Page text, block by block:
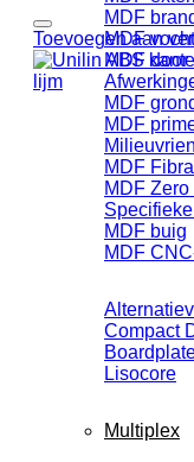
MDF
MDF
MDF door
MDF
MDF
MDF
MDF
MDF buig
MDF
Compact
Lisocore
Multiplex
Toevoegen aan